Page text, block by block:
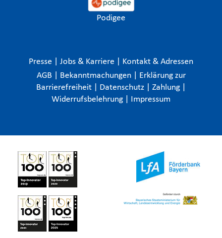
Podigee
Presse Jobs & Karriere
Kontakt & Adressen
AGB
Bekanntmachungen
Erklärung zur
Barrierefreiheit
Datenschutz Zahlung
Widerrufsbelehrung
Impressum